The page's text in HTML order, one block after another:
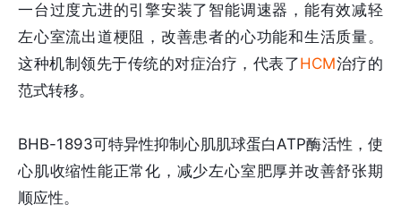
一台过度亢进的引擎安装了智能调速器，能有效减轻
左心室流出道梗阻，改善患者的心功能和生活质量。
这种机制领先于传统的对症治疗，代表了HCM治疗的
范式转移。
BHB-1893可特异性抑制心肌肌球蛋白ATP酶活性，使
心肌收缩性能正常化，减少左心室肥厚并改善舒张期
顺应性。